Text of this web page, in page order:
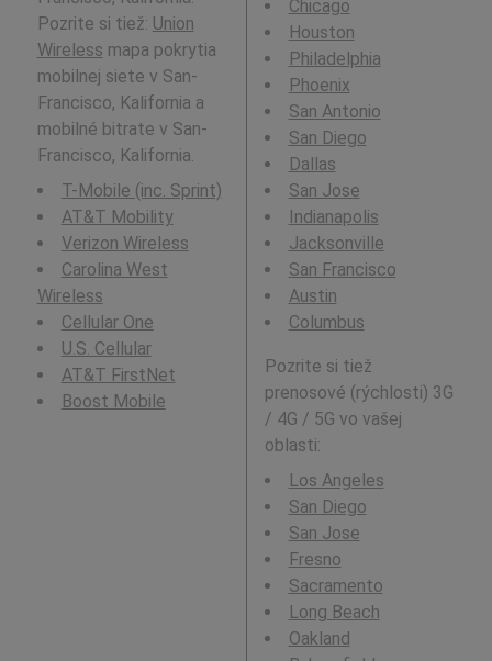
Pozrite si tiež: Union
Wireless mapa pokrytia
mobilnej siete v San-
Francisco, Kalifornia a
mobilné bitrate v San-
Francisco, Kalifornia.
T-Mobile (inc. Sprint)
AT&T Mobility
Verizon Wireless
Carolina West
Wireless
Cellular One
U.S. Cellular
AT&T FirstNet
Boost Mobile
Chicago
Houston
Philadelphia
Phoenix
San Antonio
San Diego
Dallas
San Jose
Indianapolis
Jacksonville
San Francisco
Austin
Columbus
Pozrite si tiež
prenosové (rýchlosti) 3G
/ 4G / 5G vo vašej
oblasti:
Los Angeles
San Diego
San Jose
Fresno
Sacramento
Long Beach
Oakland